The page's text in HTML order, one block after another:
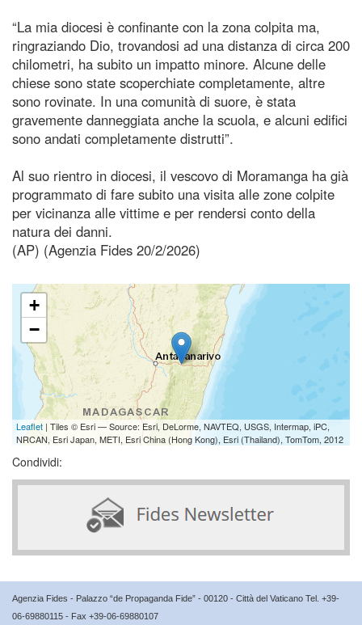
“La mia diocesi è confinante con la zona colpita ma,
ringraziando Dio, trovandosi ad una distanza di circa 200
chilometri, ha subito un impatto minore. Alcune delle
chiese sono state scoperchiate completamente, altre
sono rovinate. In una comunità di suore, è stata
gravemente danneggiata anche la scuola, e alcuni edifici
sono andati completamente distrutti”.
Al suo rientro in diocesi, il vescovo di Moramanga ha già
programmato di fare subito una visita alle zone colpite
per vicinanza alle vittime e per rendersi conto della
natura dei danni.
(AP) (Agenzia Fides 20/2/2026)
+
−
Leaflet | Tiles © Esri — Source: Esri, DeLorme, NAVTEQ, USGS, Intermap, iPC,
NRCAN, Esri Japan, METI, Esri China (Hong Kong), Esri (Thailand), TomTom, 2012
Condividi:
Agenzia Fides - Palazzo “de Propaganda Fide” - 00120 - Città del Vaticano Tel. +39-
06-69880115 - Fax +39-06-69880107